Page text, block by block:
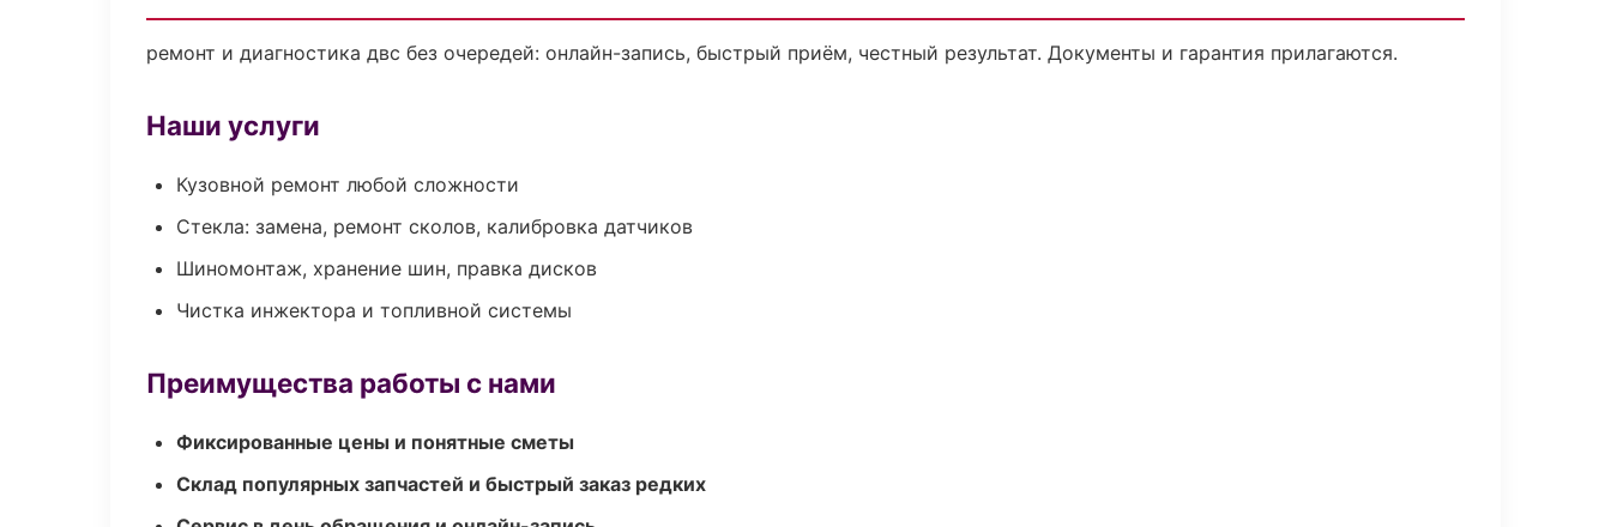
ремонт и диагностика двс без очередей: онлайн-запись, быстрый приём, честный результат. Документы и гарантия прилагаются.
Наши услуги
Кузовной ремонт любой сложности
Стекла: замена, ремонт сколов, калибровка датчиков
Шиномонтаж, хранение шин, правка дисков
Чистка инжектора и топливной системы
Преимущества работы с нами
Фиксированные цены и понятные сметы
Склад популярных запчастей и быстрый заказ редких